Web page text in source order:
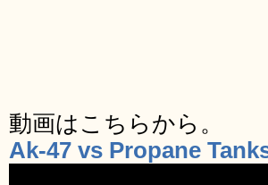
動画はこちらから。
Ak-47 vs Propane